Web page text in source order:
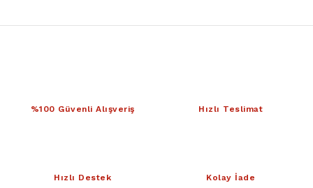
%100 Güvenli Alışveriş Hızlı Teslimat
Hızlı Destek Kolay İade